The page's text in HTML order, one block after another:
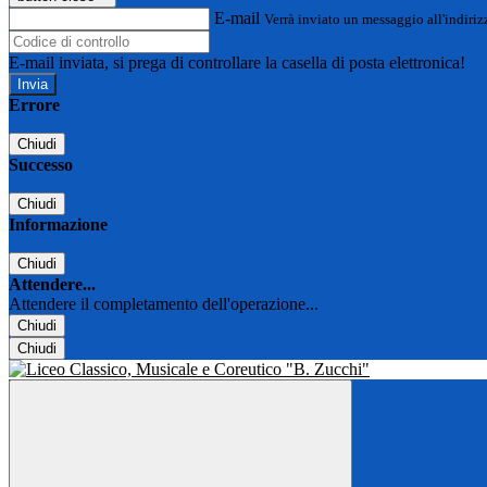
E-mail Verrà inviato un messaggio
E-mail inviata, si prega di controllare la casella di posta elettronica!
Errore
Chiudi
Successo
Chiudi
Informazione
Chiudi
Attendere...
Attendere il completamento dell'operazione...
Chiudi
Chiudi